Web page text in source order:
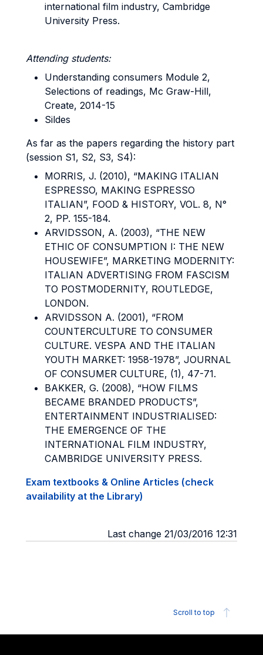
international film industry, Cambridge
University Press.
Attending students:
Understanding consumers Module 2,
Selections of readings, Mc Graw-Hill,
Create, 2014-15
Sildes
As far as the papers regarding the history part
(session S1, S2, S3, S4):
MORRIS, J. (2010), “MAKING ITALIAN
ESPRESSO, MAKING ESPRESSO
ITALIAN”, FOOD & HISTORY, VOL. 8, N°
2, PP. 155-184.
ARVIDSSON, A. (2003), “THE NEW
ETHIC OF CONSUMPTION I: THE NEW
HOUSEWIFE”, MARKETING MODERNITY:
ITALIAN ADVERTISING FROM FASCISM
TO POSTMODERNITY, ROUTLEDGE,
LONDON.
ARVIDSSON A. (2001), “FROM
COUNTERCULTURE TO CONSUMER
CULTURE. VESPA AND THE ITALIAN
YOUTH MARKET: 1958-1978”, JOURNAL
OF CONSUMER CULTURE, (1), 47-71.
BAKKER, G. (2008), “HOW FILMS
BECAME BRANDED PRODUCTS”,
ENTERTAINMENT INDUSTRIALISED:
THE EMERGENCE OF THE
INTERNATIONAL FILM INDUSTRY,
CAMBRIDGE UNIVERSITY PRESS.
Exam textbooks & Online Articles (check
availability at the Library)
Last change 21/03/2016 12:31
Scroll to top